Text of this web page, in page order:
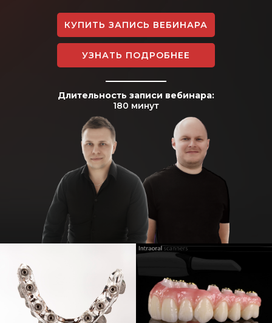
Длительность записи вебинара:
180 минут
КУПИТЬ ЗАПИСЬ ВЕБИНАРА
УЗНАТЬ ПОДРОБНЕЕ